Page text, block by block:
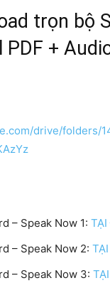
trọn bộ
PDF +
drive/folders/
– Speak Now 1:
– Speak Now 2:
– Speak Now 3: